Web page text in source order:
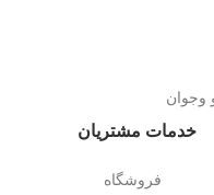
خدمات مشتریان
فروشگاه